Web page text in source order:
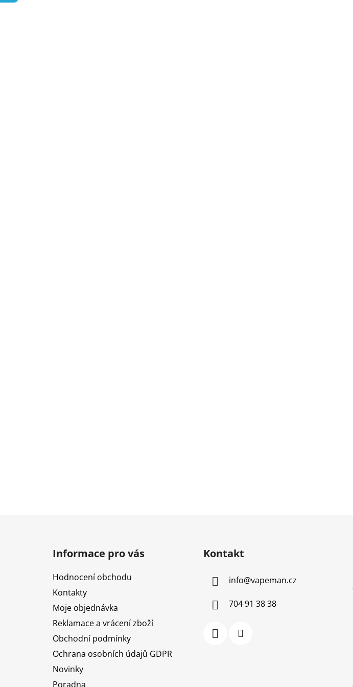
Informace pro vás
Hodnocení obchodu
Kontakty
Moje objednávka
Reklamace a vrácení zboží
Obchodní podmínky
Ochrana osobních údajů GDPR
Novinky
Poradna
Kontakt
info@vapeman.cz
704 91 38 38